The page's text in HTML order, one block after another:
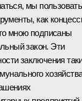
мы
как
мною подписаны
закон. Эти
заключения